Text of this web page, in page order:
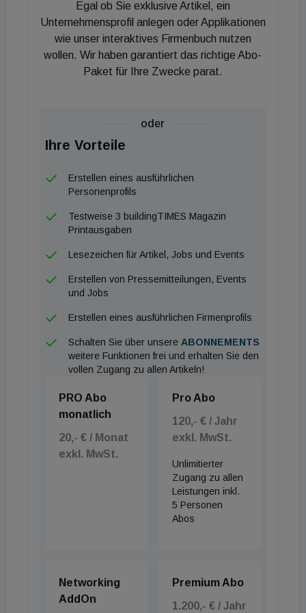
Vom Plan zum Produkt
Nur 24 Stunden nach Einspeisung aller relevanten
virtuellen Schachtzwilling als hochauflösende 3D-
Konstruktion. Dieser wird mit einer auf
nutzerfreundlichen Design-Software erstellt und
bildet ein strömungsoptimiertes Gerinne ab, das
Planer prüfen und freigeben können. Auch
Lieferzeiten werden deutlich verkürzt: Zwischen
Freigabe des digitalen Zwillings und der Lieferung
des realen Schachts liegt nur eine Woche. „Damit
schließen wir den Kreis von digitaler Anfrage, 3D-
CAD-Konstruktion über die Herstellung bis hin zur
erläutert Kania. Ein weiterer Vorteil: Sollten
nachträgliche Modifikationen erforderlich sein,
unkompliziert umsetzen und übermitteln.
Vertiefende Einblicke: http://smartawaschacht-
animation.rehau.de/
Egal ob Sie exklusive Artikel, ein
Unternehmensprofil anlegen oder Applikationen
wie unser interaktives Firmenbuch nutzen
wollen. Wir haben garantiert das richtige Abo-
Paket für Ihre Zwecke parat.
oder
Ihre Vorteile
Erstellen eines ausführlichen
Personenprofils
Testweise 3 buildingTIMES Magazin
Printausgaben
Lesezeichen für Artikel, Jobs und Events
Erstellen von Pressemitteilungen, Events
und Jobs
Erstellen eines ausführlichen Firmenprofils
Schalten Sie über unsere ABONNEMENTS
weitere Funktionen frei und erhalten Sie den
vollen Zugang zu allen Artikeln!
PRO Abo
monatlich
20,- € / Monat
exkl. MwSt.
Pro Abo
120,- € / Jahr
exkl. MwSt.
Unlimitierter
Zugang zu allen
Leistungen inkl.
5 Personen
Abos
Networking
AddOn
Premium Abo
1.200,- € / Jahr